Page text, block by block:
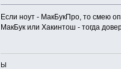
Если ноут - МакБукПро, то смею
МакБук или Хакинтош - тогда
Ы